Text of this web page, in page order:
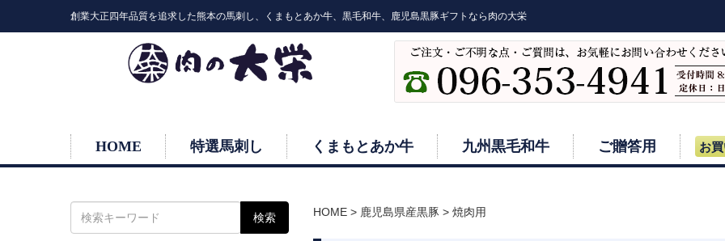
創業大正四年品質を追求した熊本の馬刺し、くまもとあか牛、黒毛和牛、鹿児島黒豚ギフトなら肉の大栄
HOME 特選馬刺し くまもとあか牛 九州黒毛和牛 ご贈答用 お
HOME > 鹿児島県産黒豚 > 焼肉用